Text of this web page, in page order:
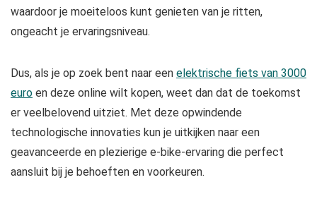
waardoor je moeiteloos kunt genieten van je ritten,
ongeacht je ervaringsniveau.
Dus, als je op zoek bent naar een elektrische fiets van 3000
euro en deze online wilt kopen, weet dan dat de toekomst
er veelbelovend uitziet. Met deze opwindende
technologische innovaties kun je uitkijken naar een
geavanceerde en plezierige e-bike-ervaring die perfect
aansluit bij je behoeften en voorkeuren.